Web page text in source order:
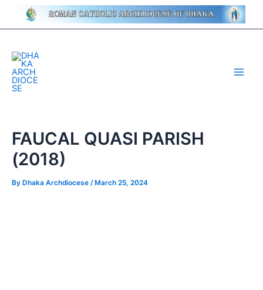
FAUCAL QUASI PARISH
(2018)
By Dhaka Archdiocese /March 25, 2024
Post
navigation